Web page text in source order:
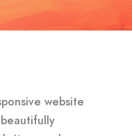
website